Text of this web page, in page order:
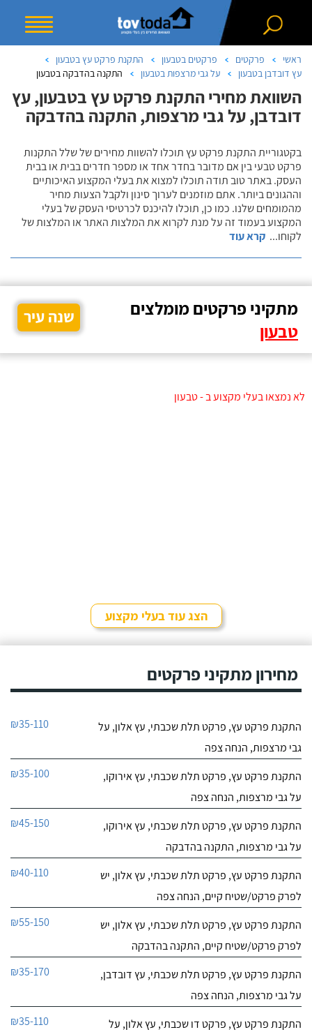
ראשי פרקטים פרקטים בטבעון
התקנת פרקט עץ בטבעון
עץ דובדבן בטבעון
על גבי מרצפות בטבעון התקנה בהדבקה בטבעון
השוואת מחירי התקנת פרקט עץ בטבעון, עץ
דובדבן, על גבי מרצפות, התקנה בהדבקה
בקטגוריית התקנת פרקט עץ תוכלו להשוות מחירים של שלל התקנות
פרקט טבעי בין אם מדובר בחדר אחד או מספר חדרים בבית או בבית
העסק. באתר טוב תודה תוכלו למצוא את בעלי המקצוע האיכותיים
וההגונים ביותר. אתם מוזמנים לערוך סינון ולקבל הצעות מחיר
מהמומחים שלנו. כמו כן, תוכלו להיכנס לכרטיסי העסק של בעלי
המקצוע בעמוד זה על מנת לקרוא את המלצות האתר או המלצות של
לקוחו... קרא עוד
מתקיני פרקטים מומלצים
טבעון
שנה עיר
לא נמצאו בעלי מקצוע ב - טבעון
הצג עוד בעלי מקצוע
מחירון מתקיני פרקטים
התקנת פרקט עץ, פרקט תלת שכבתי, עץ אלון, על
גבי מרצפות, הנחה צפה
₪35-110
התקנת פרקט עץ, פרקט תלת שכבתי, עץ אירוקו,
על גבי מרצפות, הנחה צפה
₪35-100
התקנת פרקט עץ, פרקט תלת שכבתי, עץ אירוקו,
על גבי מרצפות, התקנה בהדבקה
₪45-150
התקנת פרקט עץ, פרקט תלת שכבתי, עץ אלון, יש
לפרק פרקט/שטיח קיים, הנחה צפה
₪40-110
התקנת פרקט עץ, פרקט תלת שכבתי, עץ אלון, יש
לפרק פרקט/שטיח קיים, התקנה בהדבקה
₪55-150
התקנת פרקט עץ, פרקט תלת שכבתי, עץ דובדבן,
על גבי מרצפות, הנחה צפה
₪35-170
התקנת פרקט עץ, פרקט דו שכבתי, עץ אלון, על
₪35-110